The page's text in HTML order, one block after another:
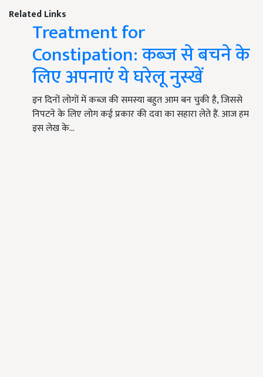
Related Links
Treatment for
Constipation: कब्ज से बचने के
लिए अपनाएं ये घरेलू नुस्खें
इन दिनों लोगों में कब्ज की समस्या बहुत आम बन चुकी है, जिससे
निपटने के लिए लोग कई प्रकार की दवा का सहारा लेते हैं. आज हम
इस लेख के…